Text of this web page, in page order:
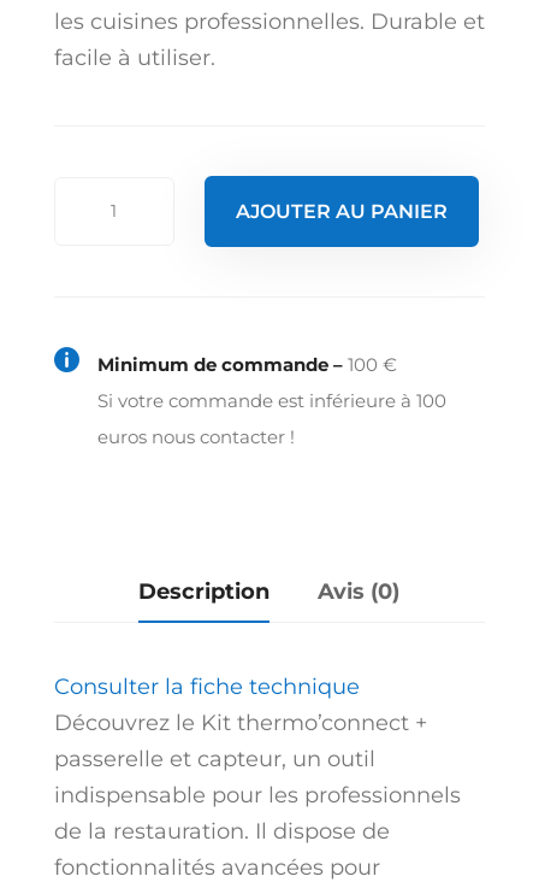
les cuisines professionnelles. Durable et
facile à utiliser.
passerelle
capteur
AJOUTER AU PANIER
 Minimum de commande – 100 €
Si votre commande est inférieure à 100
euros nous contacter !
Description Avis (0)
Consulter la fiche technique
Découvrez le Kit thermo’connect +
passerelle et capteur, un outil
indispensable pour les professionnels
de la restauration. Il dispose de
fonctionnalités avancées pour